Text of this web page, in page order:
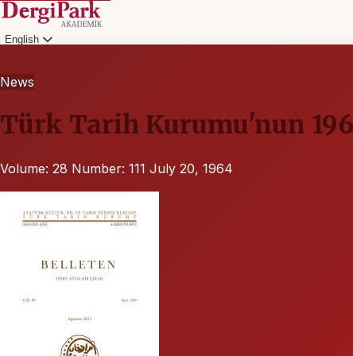
English
News
Türk Tarih Kurumu'nun
Volume: 28 Number: 111 July 20, 1964